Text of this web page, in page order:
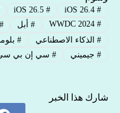
#
iOS 26.4
#
iOS 26.5
#
WWDC 2024
#أبل #
#الذكاء الاصطناعي #
#جيميني #سي إن بي
شارك هذا الخبر